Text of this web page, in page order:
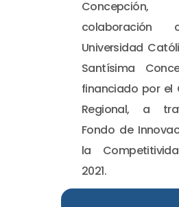
Universidad
Santísima
financiado por el
Regional, a
Fondo de
la
2021.